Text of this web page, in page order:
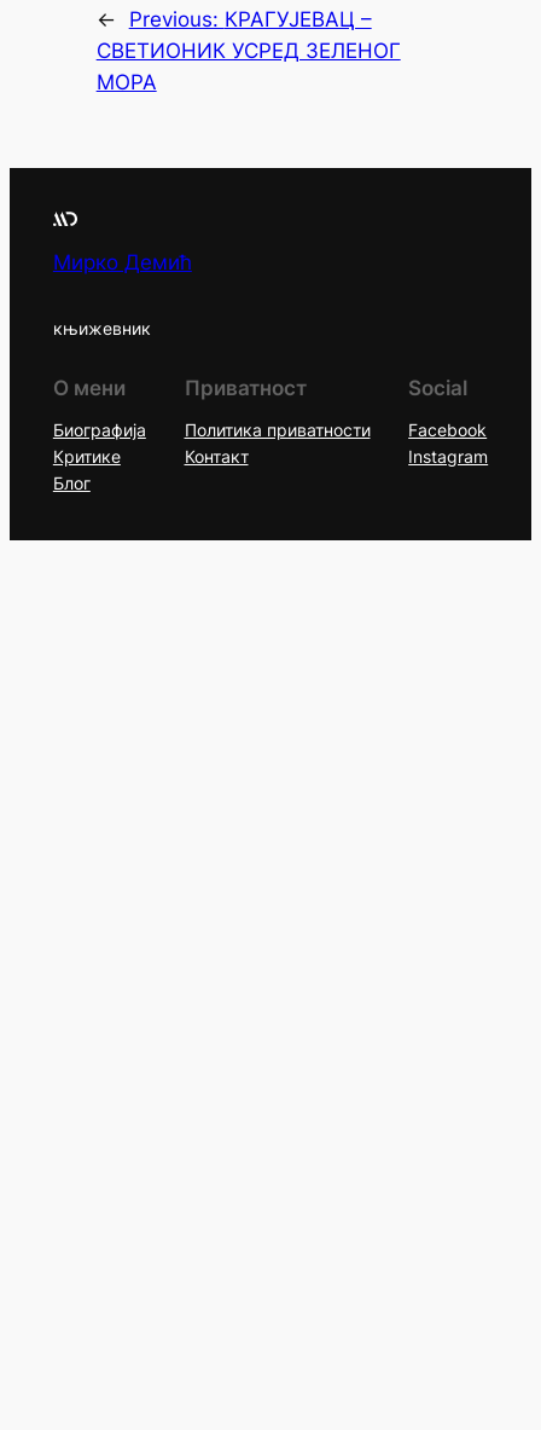
← Previous: КРАГУЈЕВАЦ –
СВЕТИОНИК УСРЕД ЗЕЛЕНОГ
МОРА
Мирко Демић
књижевник
О мени
Биографија
Критике
Блог
Приватност
Политика приватности
Контакт
Social
Facebook
Instagram